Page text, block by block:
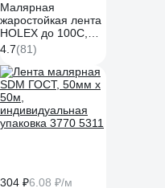
Малярная
жаростойкая лента
HOLEX до 100С,
зеленая,
водостойкая, 36
мм, 50 м HAS-
382260
4.7(81)
304 ₽6.08 ₽/м